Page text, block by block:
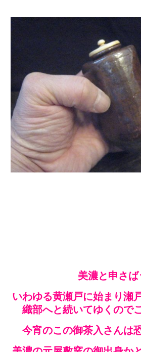
美濃と申さば
いわゆる黄瀬戸に始まり瀬
織部へと続いてゆくので
今宵のこの御茶入さんは